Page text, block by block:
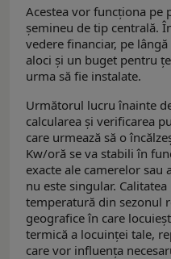
Acestea vor funcționa pe
șemineu de tip centrală.
vedere financiar, pe
aloci și un buget pentru
urma să fie instalate.
Următorul lucru înainte
calcularea și verificarea
care urmează să o
Kw/oră se va stabili în
exacte ale camerelor sau
nu este singular. Calitatea
temperatură din sezonul
geografice în care
termică a locuinței tale,
care vor influența